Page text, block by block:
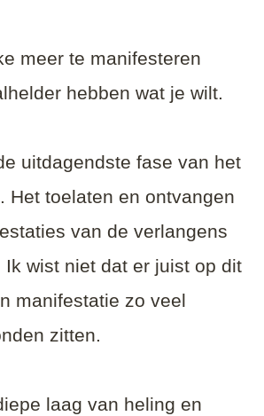
meer te manifesteren
hebben wat je wilt.
uitdagendste fase van het
Het toelaten en ontvangen
van de verlangens
wist niet dat er juist op dit
manifestatie zo veel
zitten.
laag van heling en